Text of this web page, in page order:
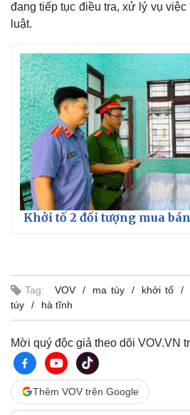
Thế giới
Quan sát
E-
đang tiếp tục điều tra, xử lý vụ
luật.
Khởi tố 2 đối tượng mua
Tag: VOV ma túy khởi tố
túy
hà tĩnh
Mời quý độc giả theo dõi VOV.VN
Thêm VOV trên Google